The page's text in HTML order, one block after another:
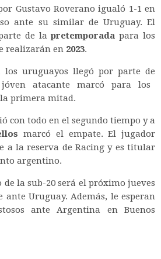
Gustavo Roverano igualó 1-1 en
ante su similar de Uruguay. El
de lapretemporada para los
realizarán en 2023.
uruguayos llegó por parte de
atacante marcó para los
la primera mitad.
con todo en el segundo tiempo y a
marcó el empate. El jugador
a la reserva de Racing y es titular
argentino.
la sub-20 será el próximo jueves
ante Uruguay. Además, le esperan
ante Argentina en Buenos